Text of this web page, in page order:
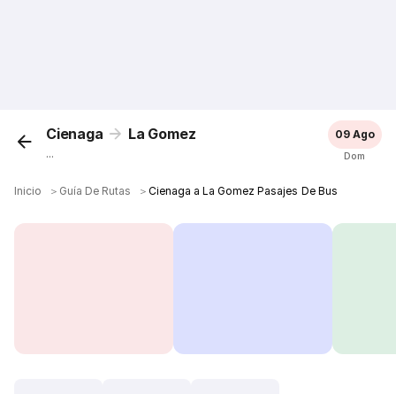
Cienaga La Gomez
...
09 Ago
Dom
Inicio ＞ Guía De Rutas ＞Cienaga a La Gomez Pasajes De Bus